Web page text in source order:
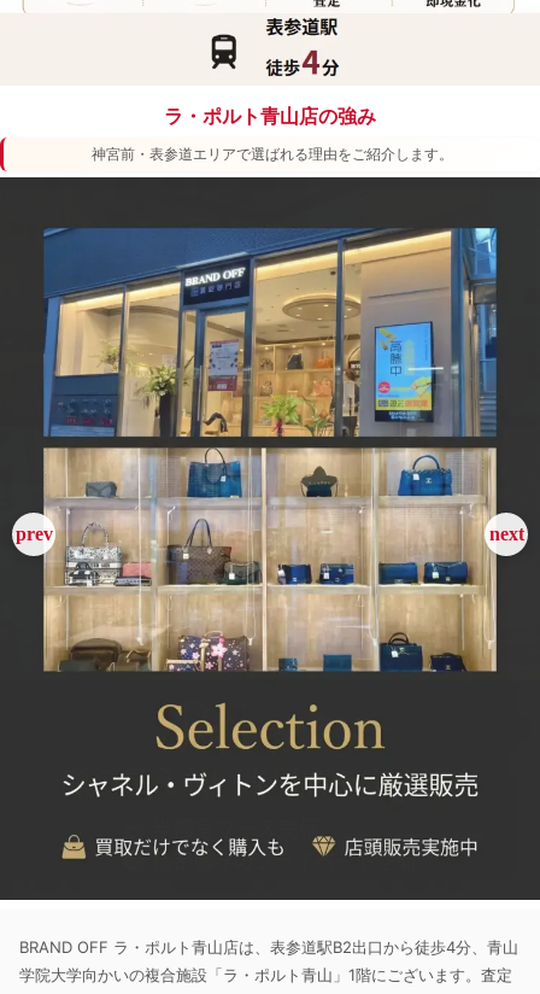
ラ・ポルト青山店 ヒーローバナー: ブランド品、バッグ、時
ラ・ポルト青山店の強み
神宮前・表参道エリアで選ばれる理由をご紹介します。
BRAND OFF ラ・ポルト青山店は、表参道駅B2出口から徒歩4分、青山
学院大学向かいの複合施設「ラ・ポルト青山」1階にございます。査定